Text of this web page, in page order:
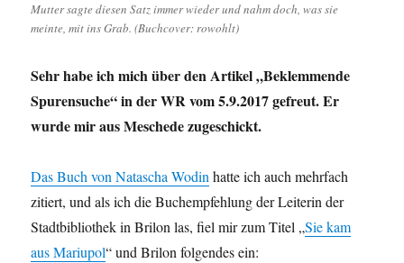
Mutter sagte diesen Satz immer wieder und nahm doch, was sie
meinte, mit ins Grab. (Buchcover: rowohlt)
Sehr habe ich mich über den Artikel „Beklemmende
Spurensuche“ in der WR vom 5.9.2017 gefreut. Er
wurde mir aus Meschede zugeschickt.
Das Buch von Natascha Wodinhatte ich auch mehrfach
zitiert, und als ich die Buchempfehlung der Leiterin der
Stadtbibliothek in Brilon las, fiel mir zum Titel „Sie kam
aus Mariupol“ und Brilon folgendes ein: